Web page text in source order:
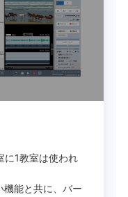
に1教室は使われ
機能と共に、バー